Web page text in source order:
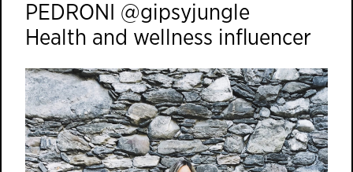
PEDRONI @gipsyjungle
Health and wellness influencer